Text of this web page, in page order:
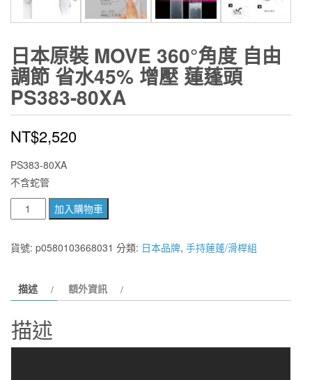
日本原裝 MOVE 360°角度 自由
調節 省水45% 增壓 蓮蓬頭
PS383-80XA
NT$2,520
PS383-80XA
不含蛇管
本
原
360°
度
自
加入購物車
貨號: p0580103668031 分類: 日本品牌, 手持蓮蓬/滑桿組
描述 額外資訊
描述